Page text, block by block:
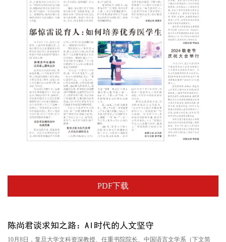
PDF下载
陈尚君谈求知之路：AI时代的人文坚守
10月8日，复旦大学文科资深教授、任重书院院长、中国语言文学系（下文简